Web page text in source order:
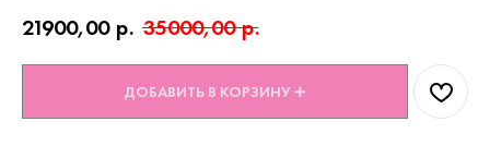
21900,00 р. 35000,00 р.
ДОБАВИТЬ В КОРЗИНУ ➕